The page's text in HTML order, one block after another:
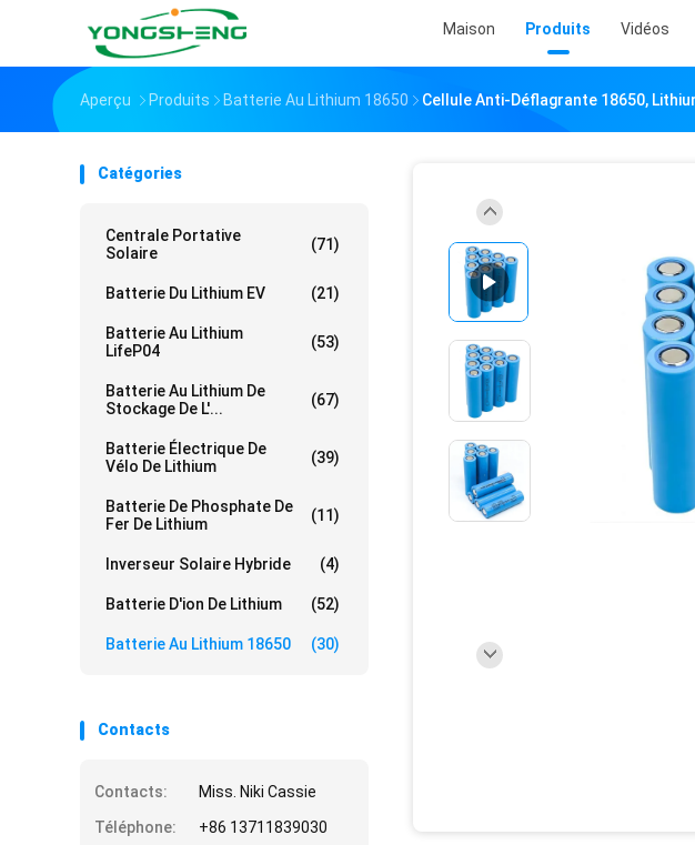
Maison Produits Vidéos
Aperçu Produits Batterie Au Lithium 18650 Cellule Anti-Déflagrante 18650,
Catégories
Centrale Portative
Solaire
(71)
Batterie Du Lithium EV (21)
Batterie Au Lithium
LifeP04
(53)
Batterie Au Lithium De
Stockage De L'...
(67)
Batterie Électrique De
Vélo De Lithium
(39)
Batterie De Phosphate De
Fer De Lithium
(11)
Inverseur Solaire Hybride (4)
Batterie D'ion De Lithium (52)
Batterie Au Lithium 18650 (30)
Contacts
Contacts:
Miss. Niki Cassie
Téléphone:
+86 13711839030